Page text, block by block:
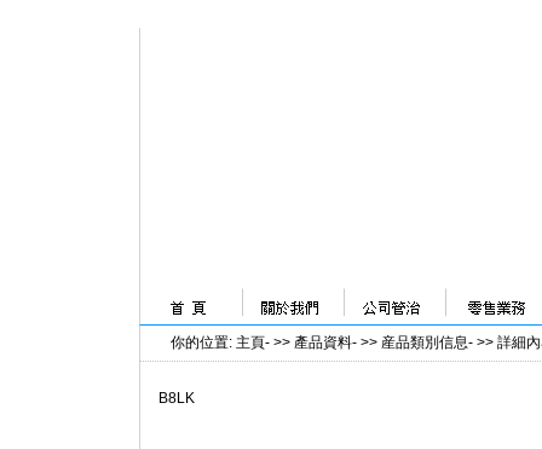
你的位置: 主頁- >> 產品資料- >> 産品類別信息- >> 詳細
B8LK